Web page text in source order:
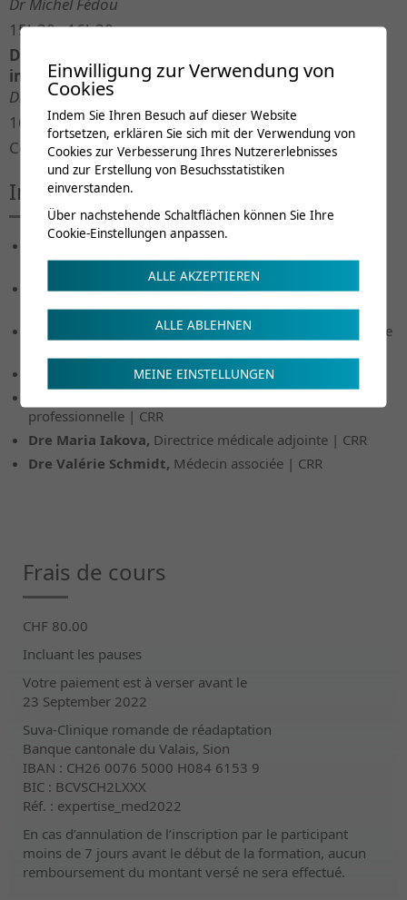
15h30 - 16h30
Démontrer son authenticité : la position
impossible de l'expertisé
Dr Sebastian Dieguez
16h30
Conclusion
Intervenants
Dre psych. Anne Bellmann,
Neuropsychologie | CRR
Dr Pierre-Alain Buchard,Médecin consultant, Centre
d'évaluation et de consultations | CRR
Mme Jasmina Combaz, Responsable du service juridique
Dr Sebastian Dieguez | Université de Fribourg
professionnelle | CRR
Dre Maria Iakova, Directrice médicale adjointe | CRR
Dre Valérie Schmidt, Médecin associée | CRR
Frais de cours
CHF 80.00
Incluant les pauses
Votre paiement est à verser avant le
23 September 2022
Suva-Clinique romande de réadaptation
Banque cantonale du Valais, Sion
IBAN : CH26 0076 5000 H084 6153 9
BIC : BCVSCH2LXXX
Réf. : expertise_med2022
En cas d’annulation de l’inscription par le participant
moins de 7 jours avant le début de la formation, aucun
remboursement du montant versé ne sera effectué.
Einwilligung zur Verwendung von
Cookies
Indem Sie Ihren Besuch auf dieser Website
fortsetzen, erklären Sie sich mit der Verwendung von
Cookies zur Verbesserung Ihres Nutzererlebnisses
und zur Erstellung von Besuchsstatistiken
einverstanden.
Über nachstehende Schaltflächen können Sie Ihre
Cookie-Einstellungen anpassen.
ALLE AKZEPTIEREN
ALLE ABLEHNEN
MEINE EINSTELLUNGEN